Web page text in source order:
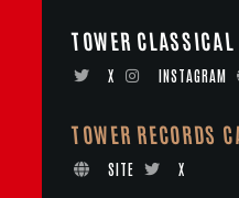
TOWER CLASSICAL
X INSTAGRAM
TOWER RECORDS
SITE X